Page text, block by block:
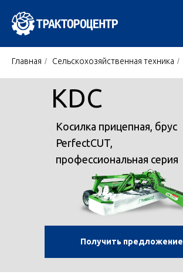
Главная / Сельскохозяйственная техника /
KDC
Косилка прицепная, брус
PerfectCUT,
профессиональная серия
Получить предложение